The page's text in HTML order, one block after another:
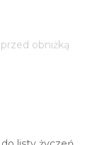
obniżką